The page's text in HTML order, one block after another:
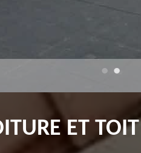
ET